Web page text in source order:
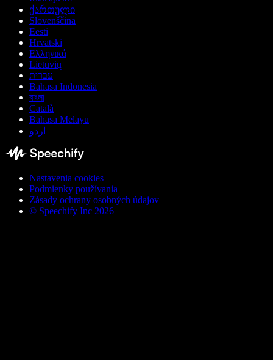
ქართული
Slovenščina
Eesti
Hrvatski
Ελληνικά
Lietuvių
עברית
Bahasa Indonesia
বাংলা
Català
Bahasa Melayu
اردو
Nastavenia cookies
Podmienky používania
Zásady ochrany osobných údajov
© Speechify Inc 2026